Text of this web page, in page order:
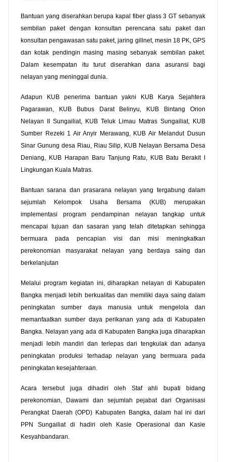
Bantuan yang diserahkan berupa kapal fiber glass 3 GT sebanyak
sembilan paket dengan konsultan perencana satu paket dan
konsultan pengawasan satu paket, jaring gillnet, mesin 18 PK, GPS
dan kotak pendingin masing masing sebanyak sembilan paket.
Dalam kesempatan itu turut diserahkan dana asuransi bagi
nelayan yang meninggal dunia.
Adapun KUB penerima bantuan yakni KUB Karya Sejahtera
Pagarawan, KUB Bubus Darat Belinyu, KUB Bintang Orion
Nelayan II Sungailiat, KUB Teluk Limau Matras Sungailiat, KUB
Sumber Rezeki 1 Air Anyir Merawang, KUB Air Melandut Dusun
Sinar Gunung desa Riau, Riau Silip, KUB Nelayan Bersama Desa
Deniang, KUB Harapan Baru Tanjung Ratu, KUB Batu Berakit I
Lingkungan Kuala Matras.
Bantuan sarana dan prasarana nelayan yang tergabung dalam
sejumlah Kelompok Usaha Bersama (KUB) merupakan
implementasi program pendampinan nelayan tangkap untuk
mencapai tujuan dan sasaran yang telah ditetapkan sehingga
bermuara pada pencapian visi dan misi meningkatkan
perekonomian masyarakat nelayan yang berdaya saing dan
berkelanjutan
Melalui program kegiatan ini, diharapkan nelayan di Kabupaten
Bangka menjadi lebih berkualitas dan memiliki daya saing dalam
peningkatan sumber daya manusia untuk mengelola dan
memanfaatkan sumber daya perikanan yang ada di Kabupaten
Bangka. Nelayan yang ada di Kabupaten Bangka juga diharapkan
menjadi lebih mandiri dan terlepas dari tengkulak dan adanya
peningkatan produksi terhadap nelayan yang bermuara pada
peningkatan kesejahteraan.
Acara tersebut juga dihadiri oleh Staf ahli bupati bidang
perekonomian, Dawami dan sejumlah pejabat dari Organisasi
Perangkat Daerah (OPD) Kabupaten Bangka, dalam hal ini dari
PPN Sungailiat di hadiri oleh Kasie Operasional dan Kasie
Kesyahbandaran.